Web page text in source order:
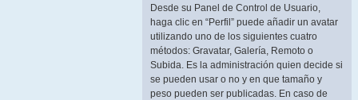
Desde su Panel de Control de Usuario,
haga clic en “Perfil” puede añadir un avatar
utilizando uno de los siguientes cuatro
métodos: Gravatar, Galería, Remoto o
Subida. Es la administración quien decide si
se pueden usar o no y en que tamaño y
peso pueden ser publicadas. En caso de